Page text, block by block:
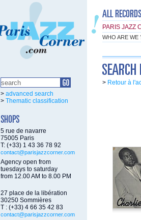
PARIS JAZZ
WHO ARE WE
> advanced search
> Thematic classification
5 rue de navarre
75005 Paris
T: (+33) 1 43 36 78 92
contact@parisjazzcorner.com
Agency open from
tuesdays to saturday
from 12.00 AM to 8.00 PM
27 place de la libération
30250 Sommières
T : (+33) 4 66 35 42 83
contact@parisjazzcorner.com
> Retour à